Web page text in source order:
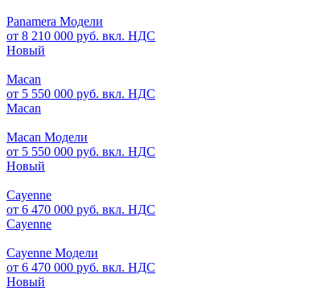
Panamera Модели
от 8 210 000 руб. вкл. НДС
Новый
Macan
от 5 550 000 руб. вкл. НДС
Macan
Macan Модели
от 5 550 000 руб. вкл. НДС
Новый
Cayenne
от 6 470 000 руб. вкл. НДС
Cayenne
Cayenne Модели
от 6 470 000 руб. вкл. НДС
Новый